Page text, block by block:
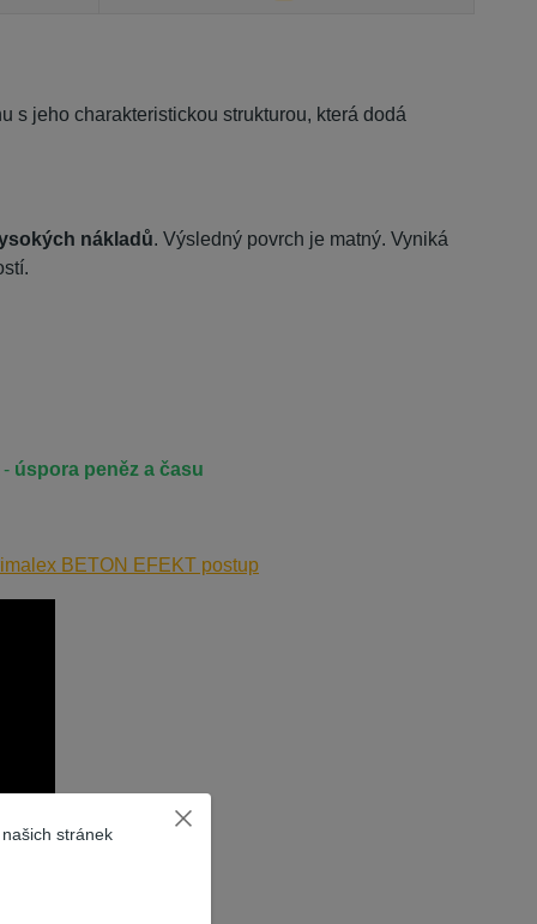
s jeho charakteristickou strukturou, která dodá
nákladů. Výsledný povrch je matný. Vyniká
- úspora peněz a času
BETON EFEKT postup
stránek